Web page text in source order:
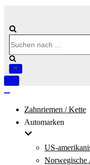
nach …
Navigation
Zahnriemen / Kette
Automarken
US-
Norwegische